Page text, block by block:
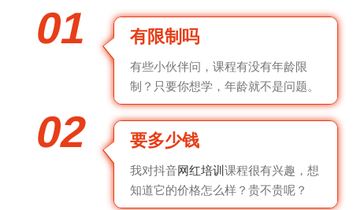
01 有限制吗
有些小伙伴问，课程有没有年龄限
制？只要你想学，年龄就不是问题。
02 要多少钱
我对抖音网红培训课程很有兴趣，想
知道它的价格怎么样？贵不贵呢？